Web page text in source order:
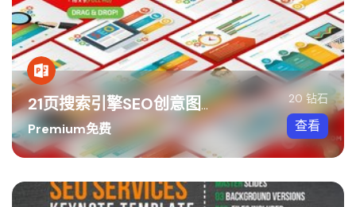
21页搜索引擎SEO创意图形PPT模板
Premium免费
20 钻石
查看